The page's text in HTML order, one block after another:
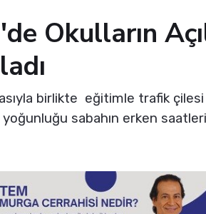
Okulların
birlikte eğitimle trafik
sabahın erken